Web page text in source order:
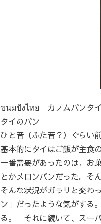
ขนมปังไทย カノムパンタイ
タイのパン
ひと昔（ふた昔？）ぐらい
基本的にタイはご飯が主食
一番需要があったのは、お
とかメロンパンだった。そ
そんな状況がガラリと変わ
ン」だったような気がする
る。 それに続いて、スー